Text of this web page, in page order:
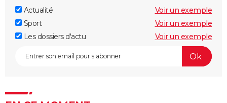
Actualité
Voir un exemple
Sport
Voir un exemple
Les dossiers d'actu
Voir un exemple